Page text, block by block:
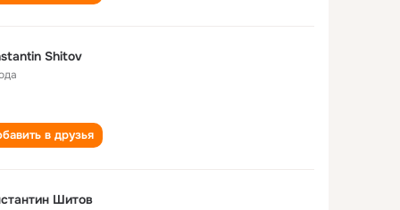
Shitov
в друзья
Шитов